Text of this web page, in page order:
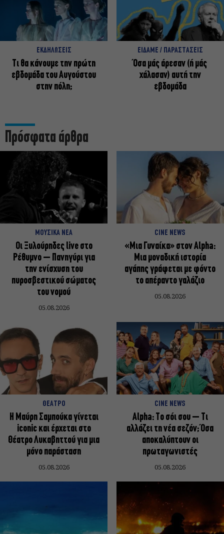
ΕΚΔΗΛΩΣΕΙΣ
Τι θα κάνουμε την πρώτη
εβδομάδα του Αυγούστου
στην πόλη;
ΕΙΔΑΜΕ / ΠΑΡΑΣΤΑΣΕΙΣ
Όσα μάς άρεσαν (ή μάς
χάλασαν) αυτή την
εβδομάδα
Πρόσφατα άρθρα
ΜΟΥΣΙΚΑ ΝΕΑ
Οι Ξυλούρηδες live στο
Ρέθυμνο – Πανηγύρι για
την ενίσχυση του
πυροσβεστικού σώματος
του νομού
05.08.2026
CINE NEWS
«Μια Γυναίκα» στον Alpha:
Μια μοναδική ιστορία
αγάπης γράφεται με φόντο
το απέραντο γαλάζιο
05.08.2026
ΘΕΑΤΡΟ
Η Μαύρη Σαμπούκα γίνεται
iconic και έρχεται στο
Θέατρο Λυκαβηττού για μια
μόνο παράσταση
05.08.2026
CINE NEWS
Alpha: Το σόι σου – Τι
αλλάζει τη νέα σεζόν; Όσα
αποκαλύπτουν οι
πρωταγωνιστές
05.08.2026